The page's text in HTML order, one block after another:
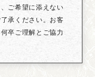
ご希望に添えない
承ください。お客
卒ご理解とご協力